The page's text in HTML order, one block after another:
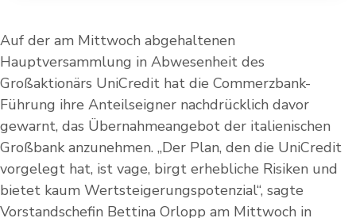
Auf der am Mittwoch abgehaltenen
Hauptversammlung in Abwesenheit des
Großaktionärs UniCredit hat die Commerzbank-
Führung ihre Anteilseigner nachdrücklich davor
gewarnt, das Übernahmeangebot der italienischen
Großbank anzunehmen. „Der Plan, den die UniCredit
vorgelegt hat, ist vage, birgt erhebliche Risiken und
bietet kaum Wertsteigerungspotenzial“, sagte
Vorstandschefin Bettina Orlopp am Mittwoch in